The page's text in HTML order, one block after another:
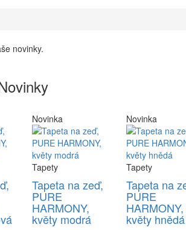
novinky.
Novinka
Tapety
Tapeta na zeď,
PURE
HARMONY,
květy modrá
Novinka
Tapety
Tapeta na
PURE
HARMONY,
květy hnědá